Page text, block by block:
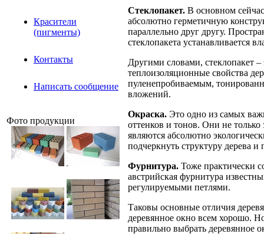
Красители
(пигменты)
Контакты
Написать сообщение
Фото продукции
Стеклопакет. В основном
абсолютно герметичную
параллельно друг другу.
стеклопакета устанавливается
Другими словами, стеклопакет –
теплоизоляционные свойства
пуленепробиваемым,
вложений.
Окраска. Это одно из самых
оттенков и тонов. Они не
являются абсолютно
подчеркнуть структуру дерева
Фурнитура. Тоже практически
австрийская фурнитура
регулируемыми петлями.
Таковы основные отличия
деревянное окно всем хорошо.
правильно выбрать деревянное